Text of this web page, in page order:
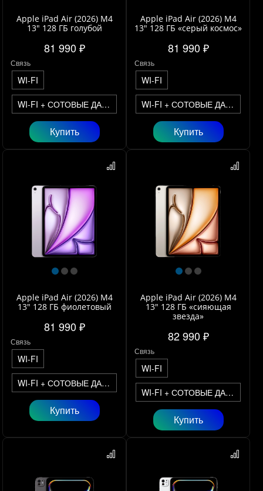
Apple iPad Air (2026) M4
13" 128 ГБ голубой
81 990 ₽
Связь
WI-FI
WI-FI + СОТОВЫЕ ДАННЫЕ
Купить
Apple iPad Air (2026) M4
13" 128 ГБ «серый космос»
81 990 ₽
Связь
WI-FI
WI-FI + СОТОВЫЕ ДАННЫЕ
Купить
Apple iPad Air (2026) M4
13" 128 ГБ фиолетовый
81 990 ₽
Связь
WI-FI
WI-FI + СОТОВЫЕ ДАННЫЕ
Купить
Apple iPad Air (2026) M4
13" 128 ГБ «сияющая
звезда»
82 990 ₽
Связь
WI-FI
WI-FI + СОТОВЫЕ ДАННЫЕ
Купить